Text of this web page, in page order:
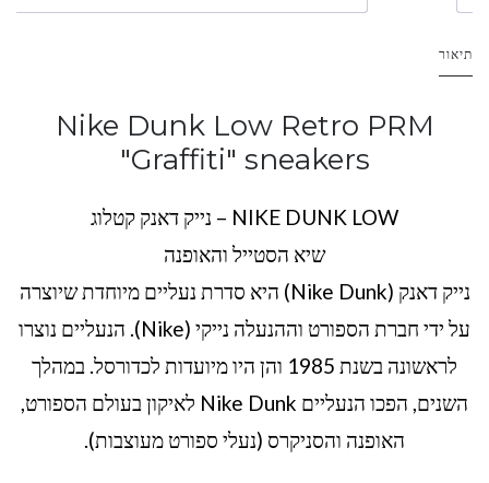
תיאור
Nike Dunk Low Retro PRM
"Graffiti" sneakers
NIKE DUNK LOW – נייק דאנק קטלוג
שיא הסטייל והאופנה
נייק דאנק (Nike Dunk) היא סדרת נעליים מיוחדת שיוצרה
על ידי חברת הספורט וההנעלה נייקי (Nike). הנעליים נוצרו
לראשונה בשנת 1985 והן היו מיועדות לכדורסל. במהלך
השנים, הפכו הנעליים Nike Dunk לאיקון בעולם הספורט,
האופנה והסניקרס (נעלי ספורט מעוצבות).